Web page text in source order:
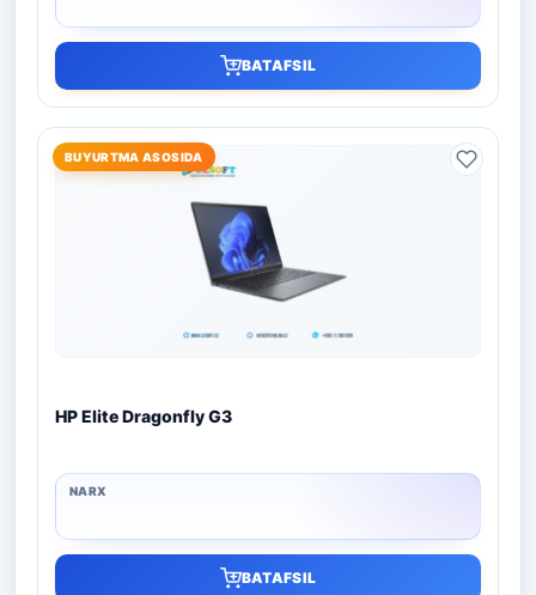
BATAFSIL
BUYURTMA ASOSIDA
HP Elite Dragonfly G3
BATAFSIL